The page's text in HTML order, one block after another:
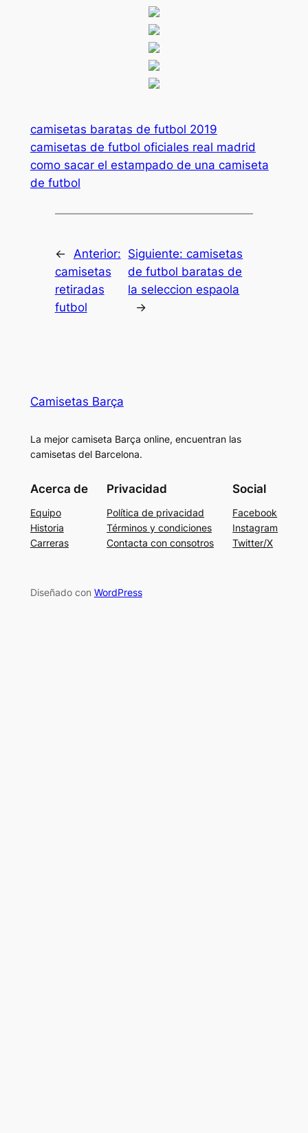
camisetas baratas de futbol 2019
camisetas de futbol oficiales real madrid
como sacar el estampado de una camiseta
de futbol
← Anterior:
camisetas
retiradas
futbol
Siguiente:camisetas
de futbol baratas de
la seleccion espaola
→
Camisetas Barça
La mejor camiseta Barça online, encuentran las
camisetas del Barcelona.
Acerca de
Equipo
Historia
Carreras
Privacidad
Política de privacidad
Términos y condiciones
Contacta con consotros
Social
Facebook
Instagram
Twitter/X
Diseñado con WordPress